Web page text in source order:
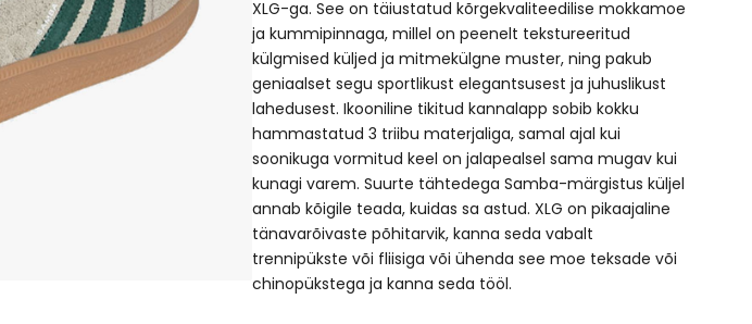
XLG-ga. See on täiustatud kõrgekvaliteedilise mokkamoe
ja kummipinnaga, millel on peenelt tekstureeritud
külgmised küljed ja mitmekülgne muster, ning pakub
geniaalset segu sportlikust elegantsusest ja juhuslikust
lahedusest. Ikooniline tikitud kannalapp sobib kokku
hammastatud 3 triibu materjaliga, samal ajal kui
soonikuga vormitud keel on jalapealsel sama mugav kui
kunagi varem. Suurte tähtedega Samba-märgistus küljel
annab kõigile teada, kuidas sa astud. XLG on pikaajaline
tänavarõivaste põhitarvik, kanna seda vabalt
trennipükste või fliisiga või ühenda see moe teksade või
chinopükstega ja kanna seda tööl.